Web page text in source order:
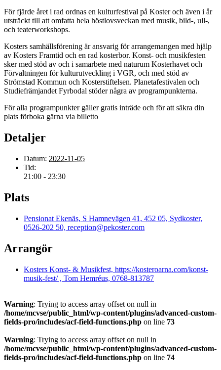
För fjärde året i rad ordnas en kulturfestival på Koster och även i år
utsträckt till att omfatta hela höstlovsveckan med musik, bild-, ull-,
och teaterworkshops.
Kosters samhällsförening är ansvarig för arrangemangen med hjälp
av Kosters Framtid och en rad kosterbor. Konst- och musikfesten
sker med stöd av och i samarbete med naturum Kosterhavet och
Förvaltningen för kulturutveckling i VGR, och med stöd av
Strömstad Kommun och Kosterstiftelsen. Planetafestivalen och
Studiefrämjandet Fyrbodal stöder några av programpunkterna.
För alla programpunkter gäller gratis inträde och för att säkra din
plats förboka gärna via billetto
Detaljer
Datum: 2022-11-05
Tid:
21:00 - 23:30
Plats
Pensionat Ekenäs, S Hamnevägen 41, 452 05, Sydkoster,
0526-202 50, reception@pekoster.com
Arrangör
Kosters Konst- & Musikfest, https://kosteroarna.com/konst-
musik-fest/ , Tom Hemréus, 0768-813787
Warning: Trying to access array offset on null in
/home/mcvse/public_html/wp-content/plugins/advanced-custom-
fields-pro/includes/acf-field-functions.php on line 73
Warning: Trying to access array offset on null in
/home/mcvse/public_html/wp-content/plugins/advanced-custom-
fields-pro/includes/acf-field-functions.php on line 74